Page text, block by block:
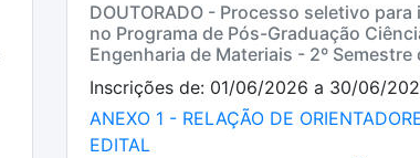
DOUTORADO - Processo seletivo para
no Programa de Pós-Graduação
Engenharia de Materiais - 2º Semestre
Inscrições de: 01/06/2026 a 30/06/
ANEXO 1 - RELAÇÃO DE
EDITAL